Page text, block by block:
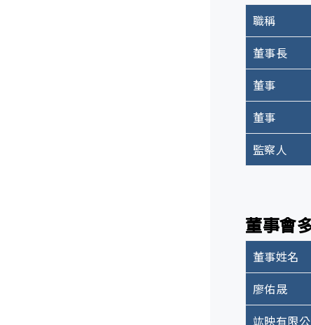
職稱
董事長
董事
董事
監察人
董事會
董事姓名
廖佑晟
竑映有限
權責單位
2024年執行
評估與機制
公司治
檢舉非法與
性騷擾事件
風險辨
風險回應
風險監
每年至
內部稽核小
資訊防
客訴處
A級
B級
C級
D級